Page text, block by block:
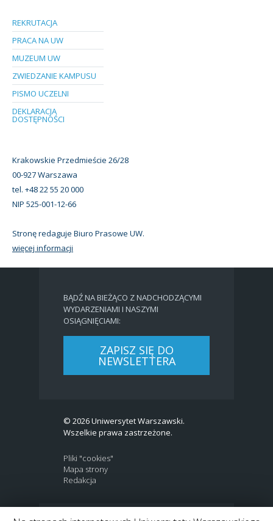
REKRUTACJA
PRACA NA UW
MUZEUM UW
ZWIEDZANIE KAMPUSU
PISMO UCZELNI
DEKLARACJA
DOSTĘPNOŚCI
Krakowskie Przedmieście 26/28
00-927 Warszawa
tel. +48 22 55 20 000
NIP 525-001-12-66
Stronę redaguje Biuro Prasowe UW.
więcej informacji
BĄDŹ NA BIEŻĄCO Z NADCHODZĄCYMI
WYDARZENIAMI I NASZYMI
OSIĄGNIĘCIAMI:
ZAPISZ SIĘ DO
NEWSLETTERA
© 2026 Uniwersytet Warszawski.
Wszelkie prawa zastrzeżone.
Pliki "cookies"
Mapa strony
Redakcja